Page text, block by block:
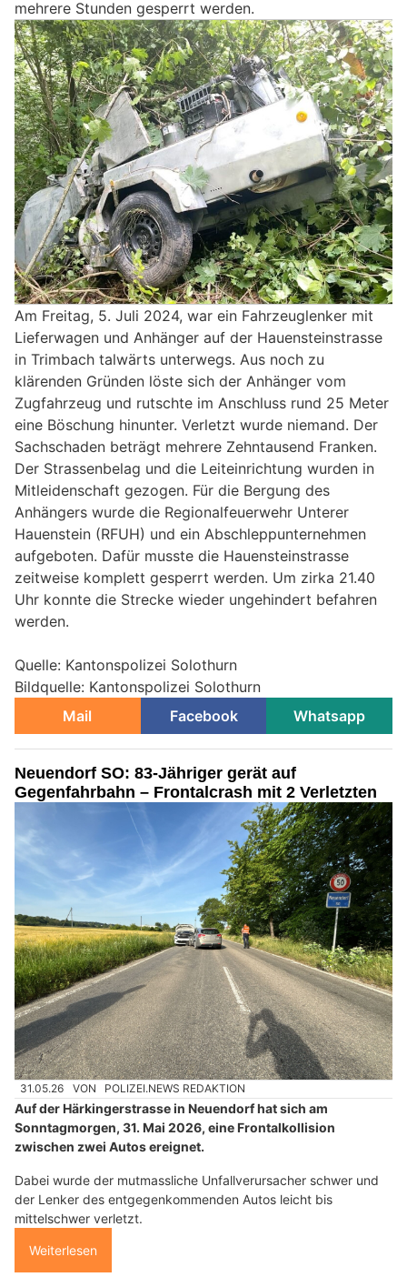
mehrere Stunden gesperrt werden.
Am Freitag, 5. Juli 2024, war ein Fahrzeuglenker mit
Lieferwagen und Anhänger auf der Hauensteinstrasse
in Trimbach talwärts unterwegs. Aus noch zu
klärenden Gründen löste sich der Anhänger vom
Zugfahrzeug und rutschte im Anschluss rund 25 Meter
eine Böschung hinunter. Verletzt wurde niemand. Der
Sachschaden beträgt mehrere Zehntausend Franken.
Der Strassenbelag und die Leiteinrichtung wurden in
Mitleidenschaft gezogen. Für die Bergung des
Anhängers wurde die Regionalfeuerwehr Unterer
Hauenstein (RFUH) und ein Abschleppunternehmen
aufgeboten. Dafür musste die Hauensteinstrasse
zeitweise komplett gesperrt werden. Um zirka 21.40
Uhr konnte die Strecke wieder ungehindert befahren
werden.
Quelle: Kantonspolizei Solothurn
Bildquelle: Kantonspolizei Solothurn
Mail
Facebook Whatsapp
Neuendorf SO: 83-Jähriger gerät auf
Gegenfahrbahn – Frontalcrash mit 2 Verletzten
31.05.26 VON POLIZEI.NEWS REDAKTION
Auf der Härkingerstrasse in Neuendorf hat sich am
Sonntagmorgen, 31. Mai 2026, eine Frontalkollision
zwischen zwei Autos ereignet.
Dabei wurde der mutmassliche Unfallverursacher schwer und
der Lenker des entgegenkommenden Autos leicht bis
mittelschwer verletzt.
Weiterlesen